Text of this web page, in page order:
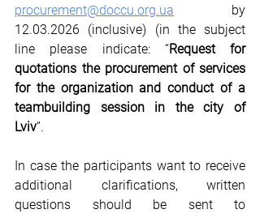
procurement@doccu.org.ua by
12.03.2026 (inclusive) (in the subject
line please indicate: “Request for
quotations the procurement of services
for the organization and conduct of a
teambuilding session in the city of
Lviv”.
In case the participants want to receive
additional clarifications, written